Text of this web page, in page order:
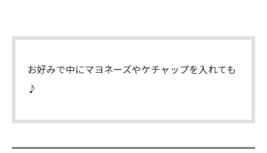
お好みで中にマヨネーズやケチャップを入れても
♪